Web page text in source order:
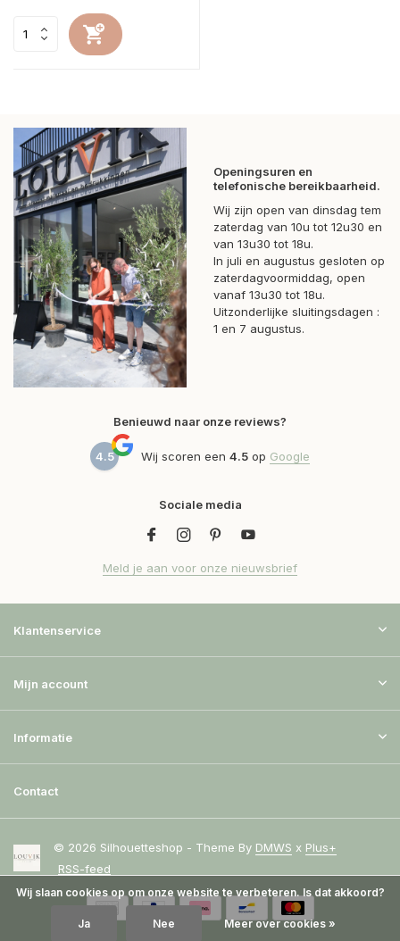
Openingsuren en
telefonische bereikbaarheid.
Wij zijn open van dinsdag tem
zaterdag van 10u tot 12u30 en
van 13u30 tot 18u.
In juli en augustus gesloten op
zaterdagvoormiddag, open
vanaf 13u30 tot 18u.
Uitzonderlijke sluitingsdagen :
1 en 7 augustus.
Benieuwd naar onze reviews?
4.5 Wij scoren een 4.5 op Google
Sociale media
Meld je aan voor onze nieuwsbrief
Klantenservice
Mijn account
Informatie
Contact
© 2026 Silhouetteshop - Theme By DMWS x Plus+
RSS-feed
Wij slaan cookies op om onze website te verbeteren. Is dat akkoord?
Ja Nee Meer over cookies »